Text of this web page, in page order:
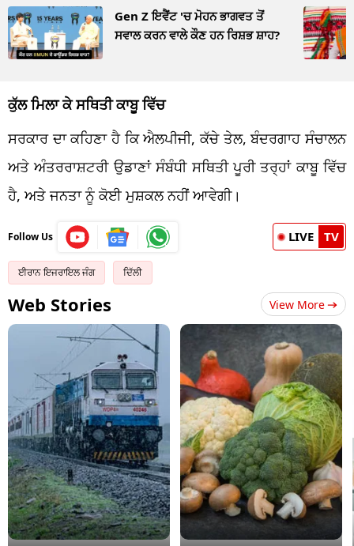
Gen Z ਇਵੈਂਟ 'ਚ ਮੋਹਨ ਭਾਗਵਤ ਤੋਂ
ਸਵਾਲ ਕਰਨ ਵਾਲੇ ਕੌਣ ਹਨ ਰਿਸ਼ਭ ਸ਼ਾਹ?
ਕੁੱਲ ਮਿਲਾ ਕੇ ਸਥਿਤੀ ਕਾਬੂ ਵਿੱਚ
ਸਰਕਾਰ ਦਾ ਕਹਿਣਾ ਹੈ ਕਿ ਐਲਪੀਜੀ, ਕੱਚੇ ਤੇਲ, ਬੰਦਰਗਾਹ ਸੰਚਾਲਨ
ਅਤੇ ਅੰਤਰਰਾਸ਼ਟਰੀ ਉਡਾਣਾਂ ਸੰਬੰਧੀ ਸਥਿਤੀ ਪੂਰੀ ਤਰ੍ਹਾਂ ਕਾਬੂ ਵਿੱਚ
ਹੈ, ਅਤੇ ਜਨਤਾ ਨੂੰ ਕੋਈ ਮੁਸ਼ਕਲ ਨਹੀਂ ਆਵੇਗੀ।
Follow Us LIVE TV
ਈਰਾਨ ਇਜਰਾਇਲ ਜੰਗ ਦਿੱਲੀ
Web Stories View More